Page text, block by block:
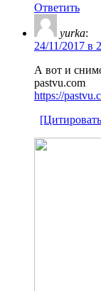
Ответить
yurka:
24/11/2017 в
А вот и
pastvu.com
https://